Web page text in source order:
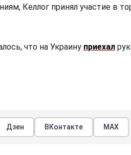
Келлог принял участие в
что на Украину приехал
Дзен ВКонтакте МАХ